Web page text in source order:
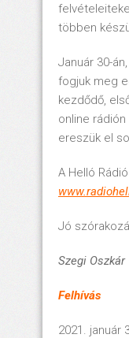
többen
Január 30-
fogjuk meg
kezdődő,
online
ereszük el
A Helló
Jó
Szegi
Felhívás
2021. január